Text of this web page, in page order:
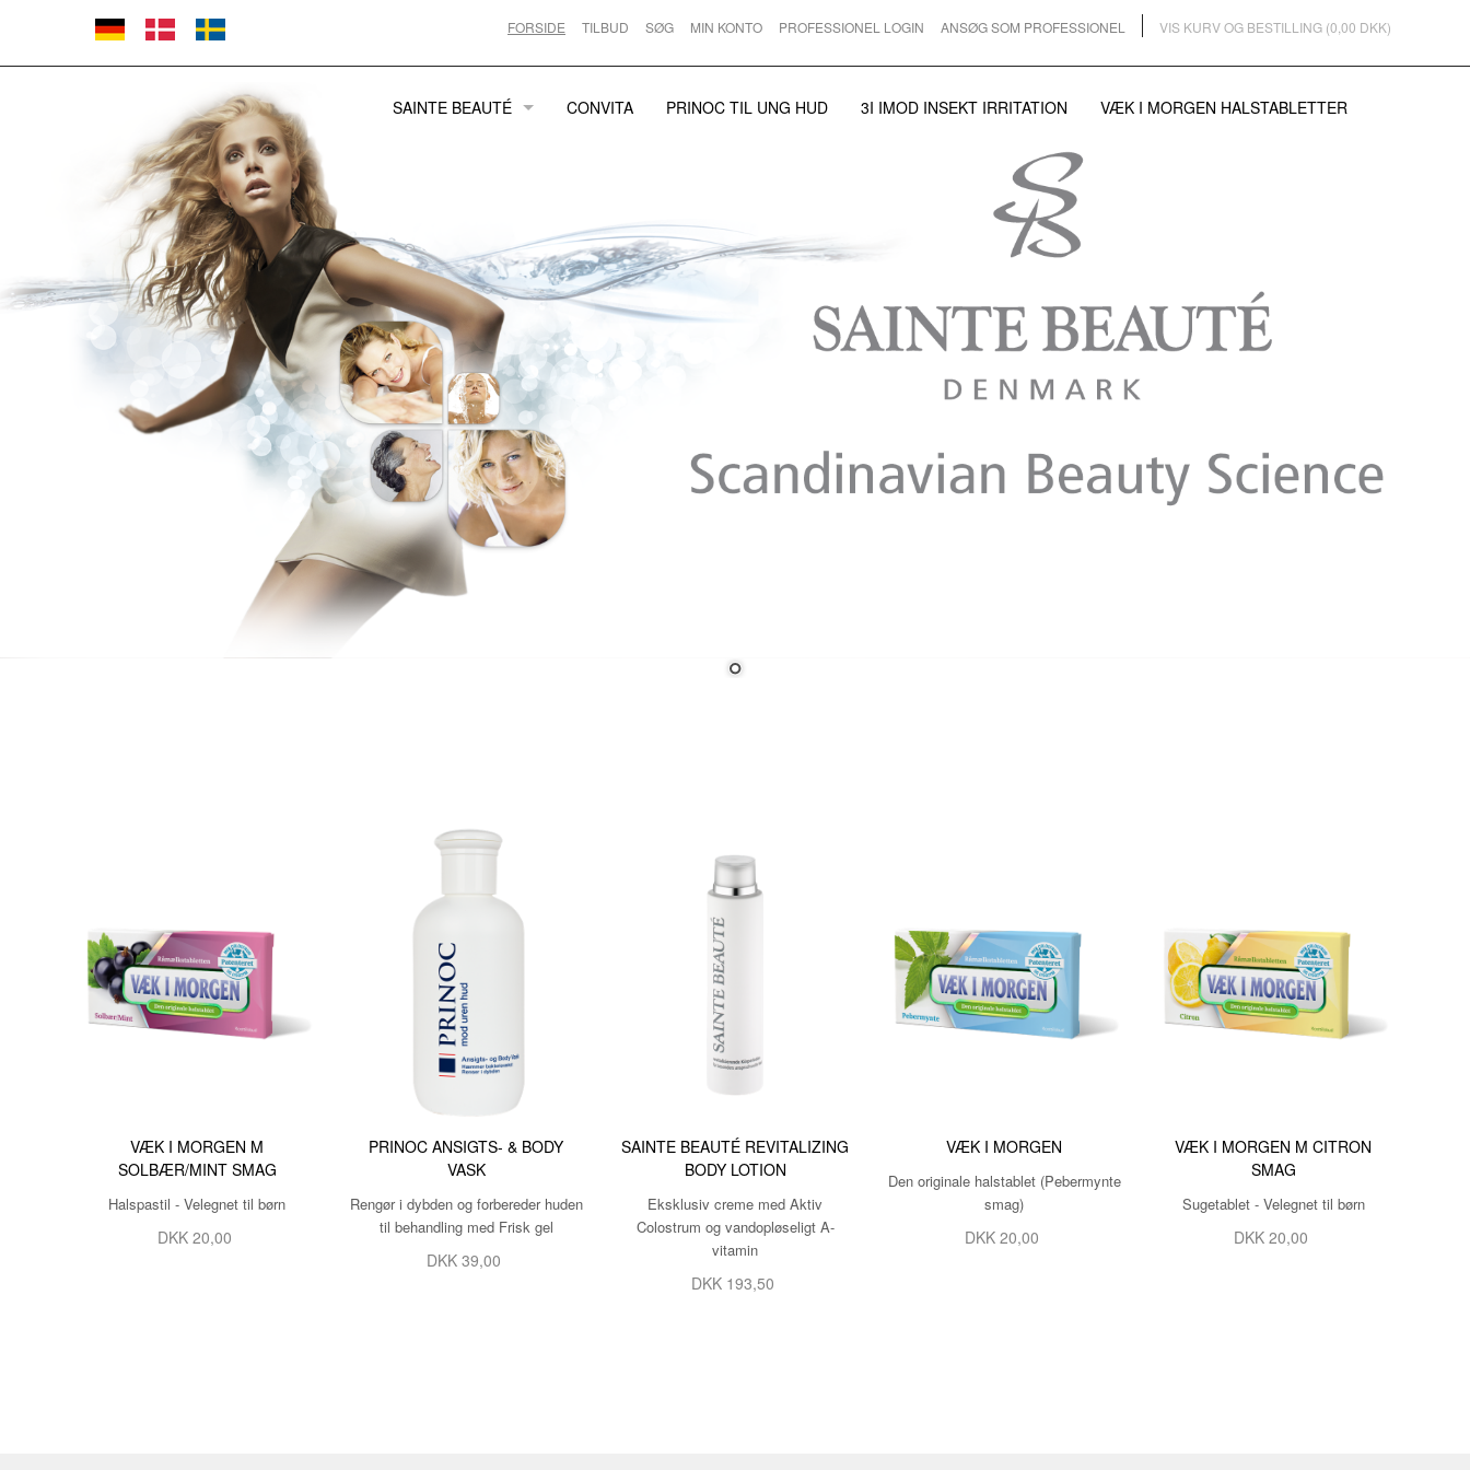
FORSIDE TILBUD SØG MIN KONTO PROFESSIONEL LOGIN ANSØG SOM PROFESSIONEL VIS KURV OG BESTILLING (0,00 DKK)
SAINTE BEAUTÉ
SPECIAL CREMER
TILBEHØR
CONVITA PRINOC TIL UNG HUD 3I IMOD INSEKT IRRITATION VÆK I MORGEN HALSTABLETTER
VÆK I MORGEN M
SOLBÆR/MINT SMAG
Halspastil - Velegnet til børn
DKK 20,00
PRINOC ANSIGTS- & BODY
VASK
Rengør i dybden og forbereder huden
til behandling med Frisk gel
DKK 39,00
SAINTE BEAUTÉ REVITALIZING
BODY LOTION
Eksklusiv creme med Aktiv
Colostrum og vandopløseligt A-
vitamin
DKK 193,50
VÆK I MORGEN
Den originale halstablet (Pebermynte
smag)
DKK 20,00
VÆK I MORGEN M CITRON
SMAG
Sugetablet - Velegnet til børn
DKK 20,00